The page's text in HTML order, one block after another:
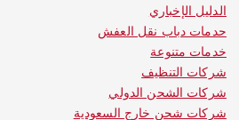
الدليل الإخباري
حدمات دباب نقل العفش
خدمات متنوعة
شركات التنظيف
شركات الشحن الدولي
شركات شحن خارج السعودية